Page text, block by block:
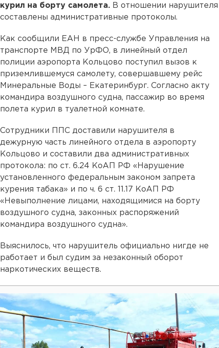
курил на борту самолета. В отношении нарушителя
составлены административные протоколы.
Как сообщили ЕАН в пресс-службе Управления на
транспорте МВД по УрФО, в линейный отдел
полиции аэропорта Кольцово поступил вызов к
приземлившемуся самолету, совершавшему рейс
Минеральные Воды – Екатеринбург. Согласно акту
командира воздушного судна, пассажир во время
полета курил в туалетной комнате.
Сотрудники ППС доставили нарушителя в
дежурную часть линейного отдела в аэропорту
Кольцово и составили два административных
протокола: по ст. 6.24 КоАП РФ «Нарушение
установленного федеральным законом запрета
курения табака» и по ч. 6 ст. 11.17 КоАП РФ
«Невыполнение лицами, находящимися на борту
воздушного судна, законных распоряжений
командира воздушного судна».
Выяснилось, что нарушитель официально нигде не
работает и был судим за незаконный оборот
наркотических веществ.